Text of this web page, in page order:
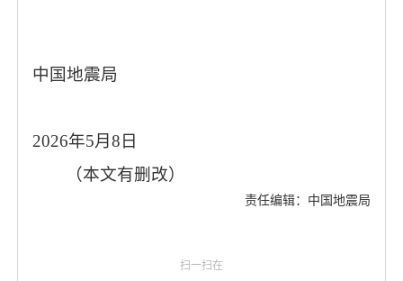
中国地震局
2026年5月8日
（本文有删改）
责任编辑：中国地震局
扫一扫在